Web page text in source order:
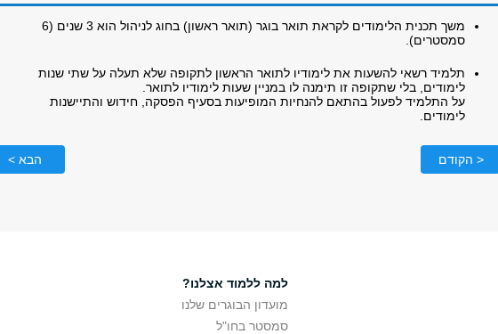
משך תכנית הלימודים לקראת תואר בוגר (תואר ראשון) בחוג לניהול הוא 3 שנים (6
סמסטרים).
תלמיד רשאי להשעות את לימודיו לתואר הראשון לתקופה שלא תעלה על שתי שנות
לימודים, בלי שתקופה זו תימנה לו במניין שעות לימודיו לתואר.
על התלמיד לפעול בהתאם להנחיות המופיעות בסעיף הפסקה, חידוש והתיישנות
לימודים.
< הקודם הבא >
למה ללמוד אצלנו?
מועדון הבוגרים שלנו
סמסטר בחו"ל